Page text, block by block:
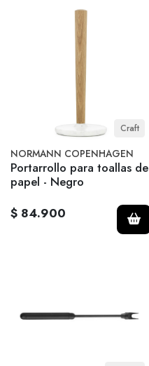
Craft
NORMANN COPENHAGEN
Portarrollo para toallas de
papel - Negro
$ 84.900